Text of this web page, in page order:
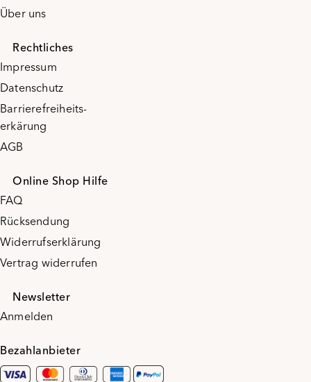
Über uns
Rechtliches
Impressum
Datenschutz
Barrierefreiheits-
erkärung
AGB
Online Shop Hilfe
FAQ
Rücksendung
Widerrufserklärung
Vertrag widerrufen
Newsletter
Anmelden
Bezahlanbieter